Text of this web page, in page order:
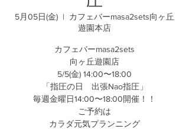
5月05日(金)
  |
カフェバーmasa2sets向ヶ丘
遊園本店
カフェバーmasa2sets
向ヶ丘遊園店
5/5(金) 14:00〜18:00
「指圧の日 出張Nao指圧」
毎週金曜日14:00〜18:00開催！！
ご予約は
カラダ元気プランニング